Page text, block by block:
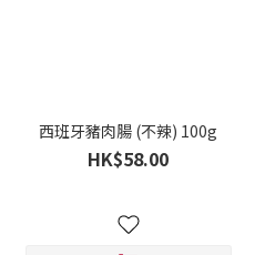
西班牙豬肉腸 (不辣) 100g
HK$58.00